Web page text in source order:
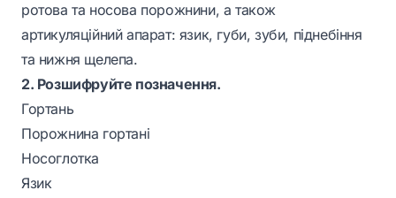
ротова та носова порожнини, а також
артикуляційний апарат: язик, губи, зуби, піднебіння
та нижня щелепа.
2. Розшифруйте позначення.
Гортань
Порожнина гортані
Носоглотка
Язик